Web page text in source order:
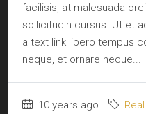
facilisis, at malesuada
sollicitudin cursus. Ut et
a text link libero tempus
neque, et ornare neque...
10 years ago